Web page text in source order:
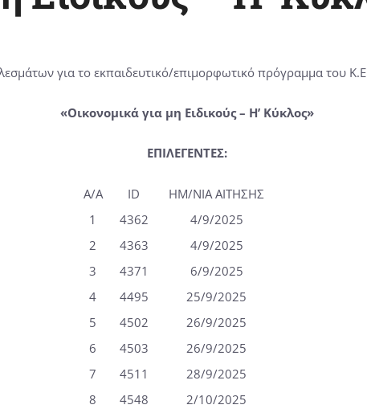
για το εκπαιδευτικό/επιμορφωτικό πρόγραμμα του
«Οικονομικά για μη Ειδικούς – Η’ Κύκλος»
ΕΠΙΛΕΓΕΝΤΕΣ:
A/A ID
ΗΜ/ΝΙΑ ΑΙΤΗΣΗΣ
1
4362
4/9/2025
2
4363
4/9/2025
3
4371
6/9/2025
4
4495
25/9/2025
5
4502
26/9/2025
6
4503
26/9/2025
7
4511
28/9/2025
8
4548
2/10/2025